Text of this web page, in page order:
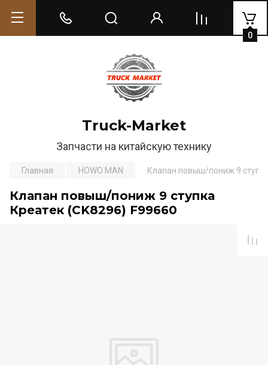
Truck-Market
Запчасти на китайскую технику
0
Главная HOWO MAN Клапан повыш/пониж 9
Клапан повыш/пониж 9 ступка
Креатек (CK8296) F99660